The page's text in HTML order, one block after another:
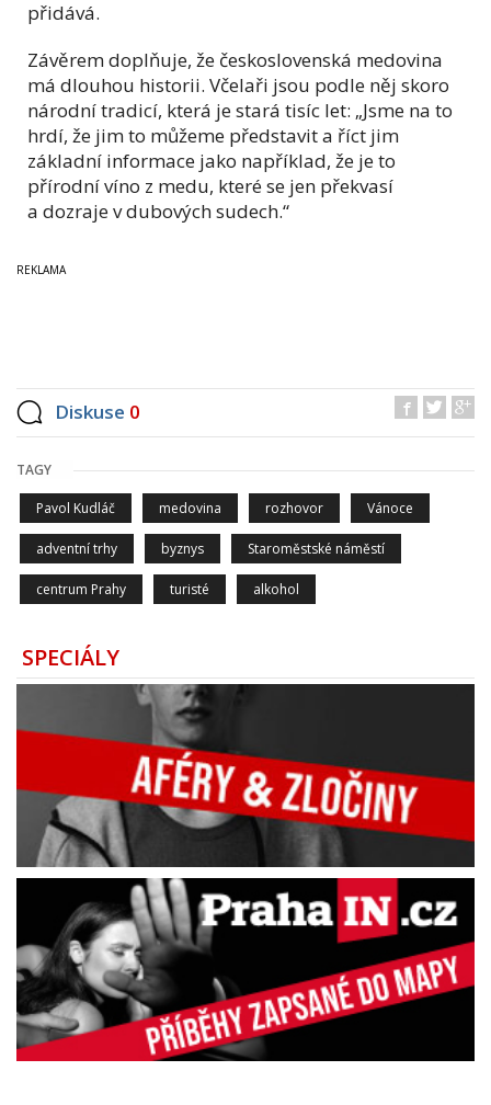
přidává.
Závěrem doplňuje, že československá medovina
má dlouhou historii. Včelaři jsou podle něj skoro
národní tradicí, která je stará tisíc let: „Jsme na to
hrdí, že jim to můžeme představit a říct jim
základní informace jako například, že je to
přírodní víno z medu, které se jen překvasí
a dozraje v dubových sudech.“
Diskuse 0
TAGY
Pavol Kudláč medovina rozhovor Vánoce
adventní trhy byznys Staroměstské náměstí
centrum Prahy turisté alkohol
SPECIÁLY